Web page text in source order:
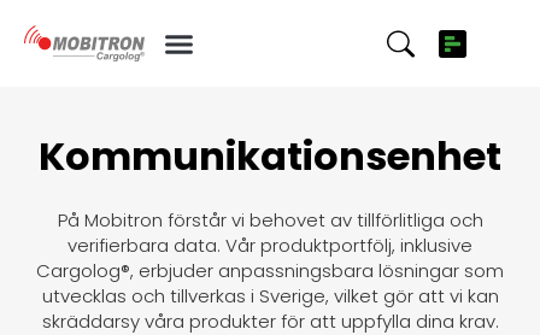
Kommunikationsenhet
På Mobitron förstår vi behovet av tillförlitliga och
verifierbara data. Vår produktportfölj, inklusive
Cargolog®, erbjuder anpassningsbara lösningar som
utvecklas och tillverkas i Sverige, vilket gör att vi kan
skräddarsy våra produkter för att uppfylla dina krav.